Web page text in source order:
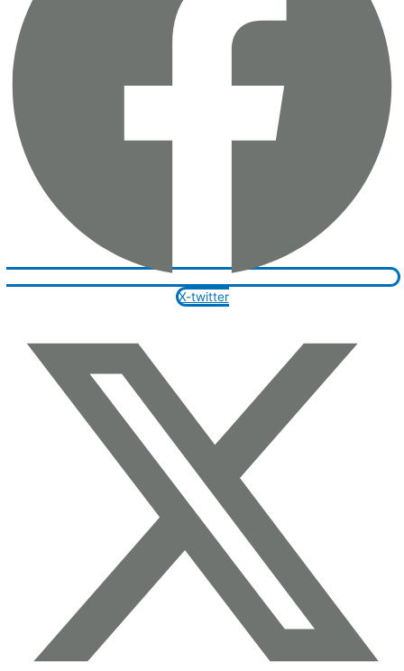
X-twitter